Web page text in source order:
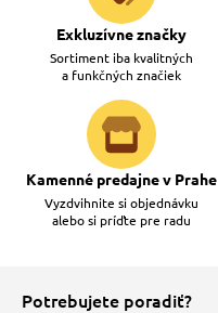
Exkluzívne značky
Sortiment iba kvalitných
a funkčných značiek
Kamenné predajne v Prahe
Vyzdvihnite si objednávku
alebo si príďte pre radu
Potrebujete poradiť?